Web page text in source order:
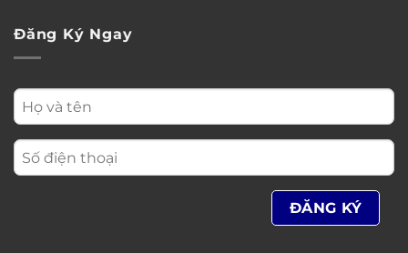
Đăng Ký Ngay